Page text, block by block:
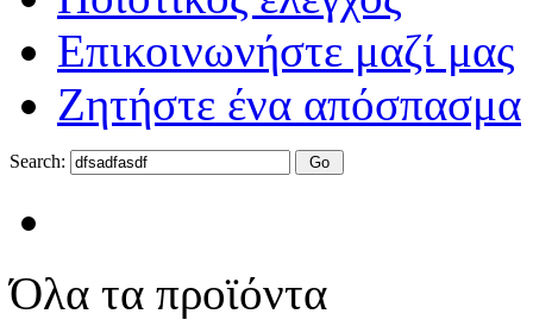
Επικοινωνήστε μαζί μας
Ζητήστε ένα απόσπασμα
Search:
Όλα τα προϊόντα